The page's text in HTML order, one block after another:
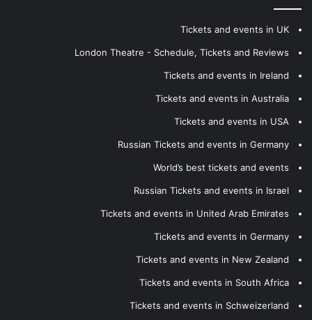
Tickets and events in UK
London Theatre - Schedule, Tickets and Reviews
Tickets and events in Ireland
Tickets and events in Australia
Tickets and events in USA
Russian Tickets and events in Germany
World’s best tickets and events
Russian Tickets and events in Israel
Tickets and events in United Arab Emirates
Tickets and events in Germany
Tickets and events in New Zealand
Tickets and events in South Africa
Tickets and events in Schweizerland